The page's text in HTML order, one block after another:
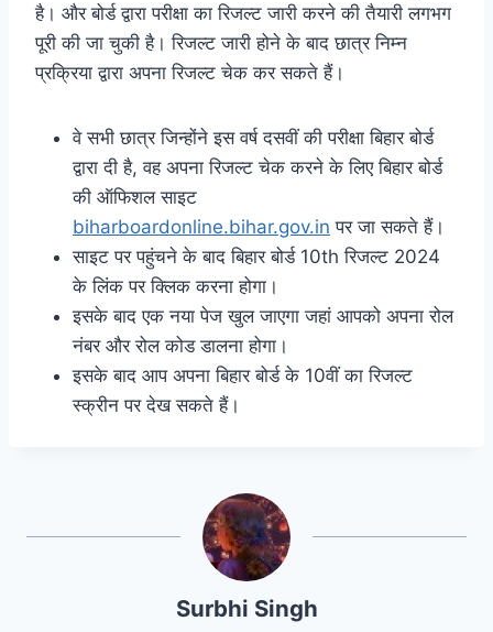
है। और बोर्ड द्वारा परीक्षा का रिजल्ट जारी करने की तैयारी लगभग
पूरी की जा चुकी है। रिजल्ट जारी होने के बाद छात्र निम्न
प्रक्रिया द्वारा अपना रिजल्ट चेक कर सकते हैं।
वे सभी छात्र जिन्होंने इस वर्ष दसवीं की परीक्षा बिहार बोर्ड
द्वारा दी है, वह अपना रिजल्ट चेक करने के लिए बिहार बोर्ड
की ऑफिशल साइट
biharboardonline.bihar.gov.in पर जा सकते हैं।
साइट पर पहुंचने के बाद बिहार बोर्ड 10th रिजल्ट 2024
के लिंक पर क्लिक करना होगा।
इसके बाद एक नया पेज खुल जाएगा जहां आपको अपना रोल
नंबर और रोल कोड डालना होगा।
इसके बाद आप अपना बिहार बोर्ड के 10वीं का रिजल्ट
स्क्रीन पर देख सकते हैं।
Surbhi Singh